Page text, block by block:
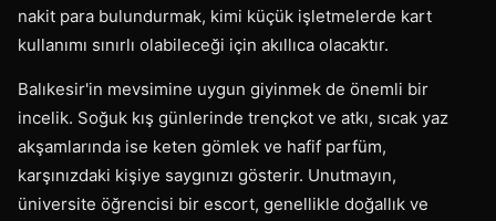
nakit para bulundurmak, kimi küçük işletmelerde kart
kullanımı sınırlı olabileceği için akıllıca olacaktır.
Balıkesir'in mevsimine uygun giyinmek de önemli bir
incelik. Soğuk kış günlerinde trençkot ve atkı, sıcak yaz
akşamlarında ise keten gömlek ve hafif parfüm,
karşınızdaki kişiye saygınızı gösterir. Unutmayın,
üniversite öğrencisi bir escort, genellikle doğallık ve